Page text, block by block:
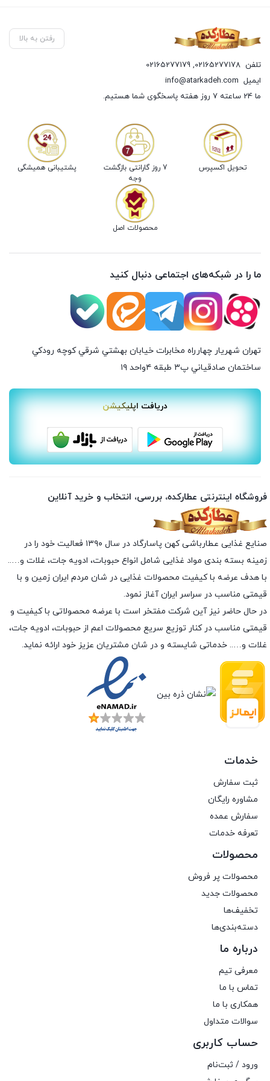
رفتن به بالا
تلفن 02165277178
,
02165277179
ایمیل info@atarkadeh.com
ما 24 ساعته 7 روز هفته پاسخگوی شما هستیم.
تحویل اکسپرس
7 روز گارانتی بازگشت
وجه
پشتیبانی همیشگی
محصولات اصل
ما را در شبکه‌های اجتماعی دنبال کنید
تهران شهريار چهارراه مخابرات خيابان بهشتي شرقي كوچه رودكي
ساختمان صادقياني پ٣ طبقه ٤واحد ۱۹
دریافت اپلیکیشن
فروشگاه اینترنتی عطارکده، بررسی، انتخاب و خرید آنلاین
صنایع غذایی عطارباشی کهن پاسارگاد در سال ۱۳۹۰ فعالیت خود را در
زمینه بسته بندی مواد غذایی شامل انواع حبوبات، ادویه جات، غلات و…..
با هدف عرضه با کیفیت محصولات غذایی در شان مردم ایران زمین و با
قیمتی مناسب در سراسر ایران آغاز نمود.
در حال حاضر نیز آین شرکت مفتخر است با عرضه محصولاتی با کیفیت و
قیمتی مناسب در کنار توزیع سریع محصولات اعم از حبوبات، ادویه جات،
غلات و….. خدماتی شایسته و در شان مشتریان عزیز خود ارائه نماید.
خدمات
ثبت سفارش
مشاوره رایگان
سفارش عمده
تعرفه خدمات
محصولات
محصولات پر فروش
محصولات جدید
تخفیف‌ها
دسته‌بندی‌ها
درباره ما
معرفی تیم
تماس با ما
همکاری با ما
سوالات متداول
حساب کاربری
ورود / ثبت‌نام